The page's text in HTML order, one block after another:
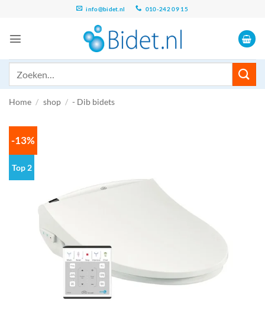
inhoud
info@bidet.nl 010-242 09 15
Home / shop / - Dib bidets
-13%
Top 2